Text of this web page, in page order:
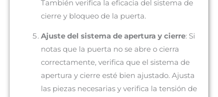
También verifica la eficacia del sistema de
cierre y bloqueo de la puerta.
Ajuste del sistema de apertura y cierre: Si
notas que la puerta no se abre o cierra
correctamente, verifica que el sistema de
apertura y cierre esté bien ajustado. Ajusta
las piezas necesarias y verifica la tensión de